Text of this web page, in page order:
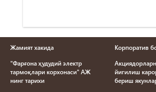
Жамият хакида
"Фарғона ҳудудий электр
тармоқлари корхонаси" АЖ
нинг тарихи
Корпоратив
йигилиш
бериш